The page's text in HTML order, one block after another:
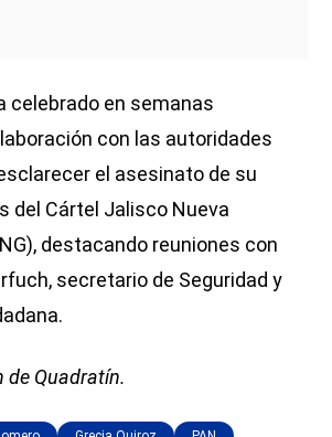
celebrado en semanas
con las autoridades
el asesinato de su
del Cártel Jalisco Nueva
destacando reuniones con
secretario de Seguridad y
de Quadratín.